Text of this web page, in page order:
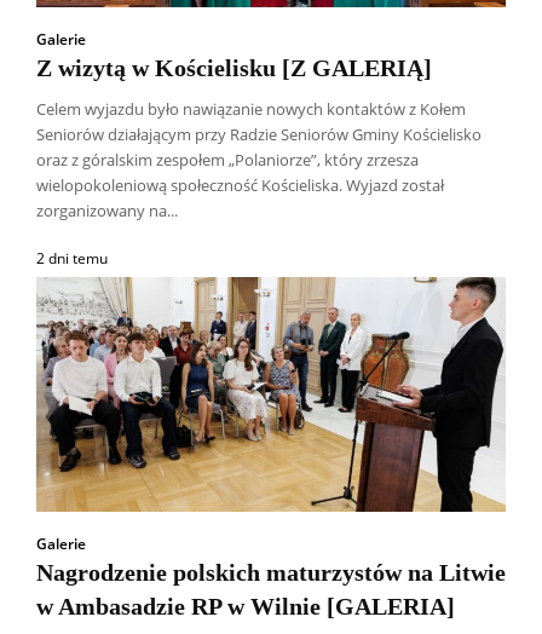
Galerie
Z wizytą w Kościelisku [Z GALERIĄ]
Celem wyjazdu było nawiązanie nowych kontaktów z Kołem
Seniorów działającym przy Radzie Seniorów Gminy Kościelisko
oraz z góralskim zespołem „Polaniorze”, który zrzesza
wielopokoleniową społeczność Kościeliska. Wyjazd został
zorganizowany na...
2 dni temu
Galerie
Nagrodzenie polskich maturzystów na Litwie
w Ambasadzie RP w Wilnie [GALERIA]